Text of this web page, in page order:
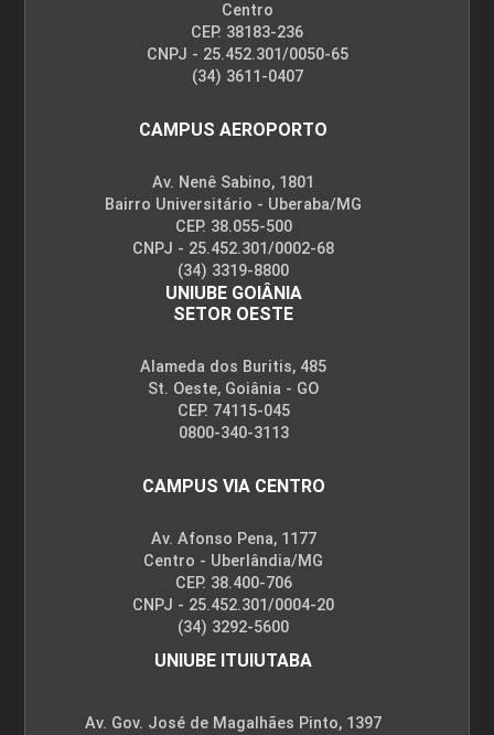
Centro
CEP. 38183-236
CNPJ - 25.452.301/0050-65
(34) 3611-0407
CAMPUS AEROPORTO
Av. Nenê Sabino, 1801
Bairro Universitário - Uberaba/MG
CEP. 38.055-500
CNPJ - 25.452.301/0002-68
(34) 3319-8800
UNIUBE GOIÂNIA
SETOR OESTE
Alameda dos Buritis, 485
St. Oeste, Goiânia - GO
CEP. 74115-045
0800-340-3113
CAMPUS VIA CENTRO
Av. Afonso Pena, 1177
Centro - Uberlândia/MG
CEP. 38.400-706
CNPJ - 25.452.301/0004-20
(34) 3292-5600
UNIUBE ITUIUTABA
Av. Gov. José de Magalhães Pinto, 1397